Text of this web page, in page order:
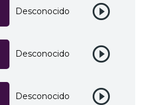
Desconocido
Desconocido
Desconocido